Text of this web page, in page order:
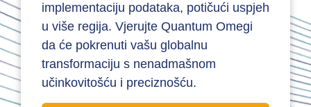
implementaciju podataka, potičući uspjeh
u više regija. Vjerujte Quantum Omegi
da će pokrenuti vašu globalnu
transformaciju s nenadmašnom
učinkovitošću i preciznošću.